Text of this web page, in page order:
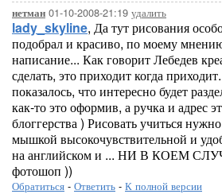
нетман 01-10-2008-21:19 удалить
lady_skyline, Да тут рисования
подобрал и красиво, по моему
написание... Как говорит Лебедев
сделать, это приходит когда
показалось, что интересно будет
как-то это оформив, а ручка и адрес
блоггерства ) Рисовать учиться
мышкой высокочувствительной и
на английском и ... НИ В КОЕМ
фотошоп ))
Обратиться - Ответить - К полной версии